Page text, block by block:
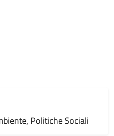
Politiche Sociali